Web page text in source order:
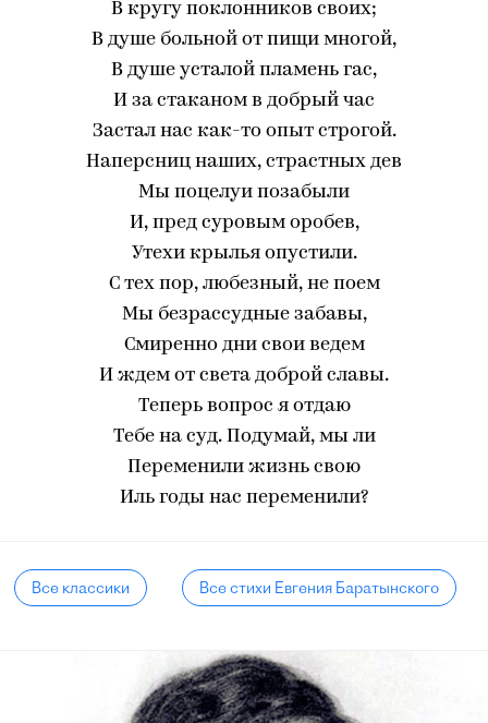
В кругу поклонников своих;
В душе больной от пищи многой,
В душе усталой пламень гас,
И за стаканом в добрый час
Застал нас как-то опыт строгой.
Наперсниц наших, страстных дев
Мы поцелуи позабыли
И, пред суровым оробев,
Утехи крылья опустили.
С тех пор, любезный, не поем
Мы безрассудные забавы,
Смиренно дни свои ведем
И ждем от света доброй славы.
Теперь вопрос я отдаю
Тебе на суд. Подумай, мы ли
Переменили жизнь свою
Иль годы нас переменили?
Все классики Все стихи Евгения Баратынского